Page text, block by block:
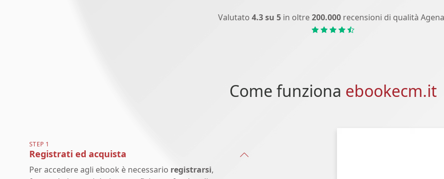
Valutato 4.3 su 5in oltre200.000recensioni di qualità
Come funziona ebookecm.it
STEP 1
Registrati ed acquista
Per accedere agli ebook è necessario registrarsi,